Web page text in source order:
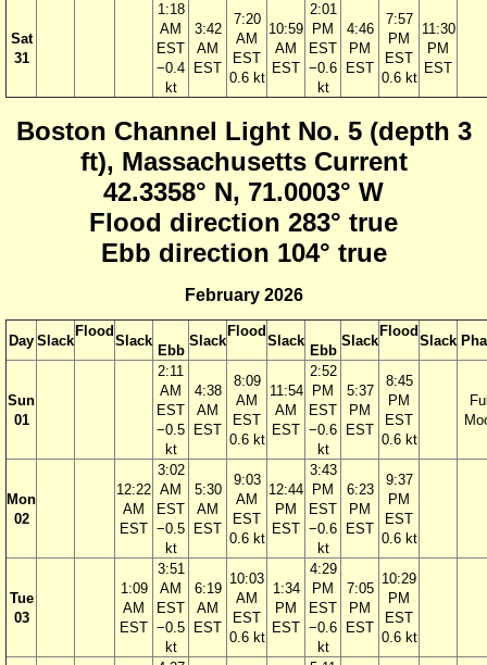
Sat
31
1:18
AM
EST
−0.4
kt
3:42
AM
EST
7:20
AM
EST
0.6 kt
10:59
AM
EST
2:01
PM
EST
−0.6
kt
4:46
PM
EST
7:57
PM
EST
0.6 kt
11:30
PM
EST
Boston Channel Light No. 5 (depth 3
ft), Massachusetts Current
42.3358° N, 71.0003° W
Flood direction 283° true
Ebb direction 104° true
February 2026
Day Slack
Flood
Slack
Ebb
Slack
Flood
Slack
Ebb
Slack
Flood
Slack
Sun
01
2:11
AM
EST
−0.5
kt
4:38
AM
EST
8:09
AM
EST
0.6 kt
11:54
AM
EST
2:52
PM
EST
−0.6
kt
5:37
PM
EST
8:45
PM
EST
0.6 kt
Mon
02
12:22
AM
EST
3:02
AM
EST
−0.5
kt
5:30
AM
EST
9:03
AM
EST
0.6 kt
12:44
PM
EST
3:43
PM
EST
−0.6
kt
6:23
PM
EST
9:37
PM
EST
0.6 kt
Tue
03
1:09
AM
EST
3:51
AM
EST
−0.5
kt
6:19
AM
EST
10:03
AM
EST
0.6 kt
1:34
PM
EST
4:29
PM
EST
−0.6
kt
7:05
PM
EST
10:29
PM
EST
0.6 kt